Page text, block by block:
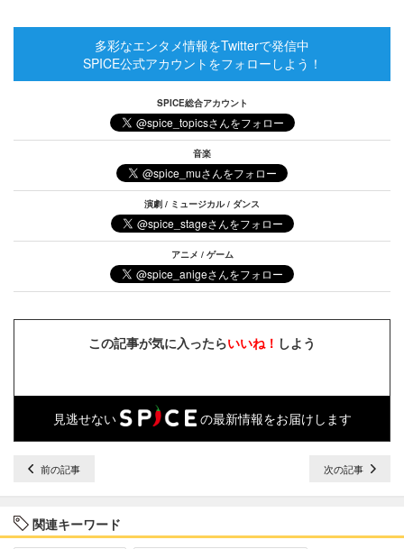
多彩なエンタメ情報をTwitterで発信中
SPICE公式アカウントをフォローしよう！
SPICE総合アカウント
音楽
演劇 / ミュージカル / ダンス
アニメ / ゲーム
この記事が気に入ったらいいね！ しよう
見逃せない の最新情報をお届けします
前の記事 次の記事
関連キーワード